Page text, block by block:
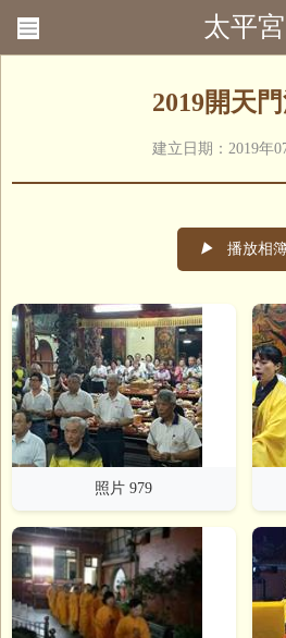
太平宮
2019開天
建立日期：2019年
▶ 播放相
照片 979